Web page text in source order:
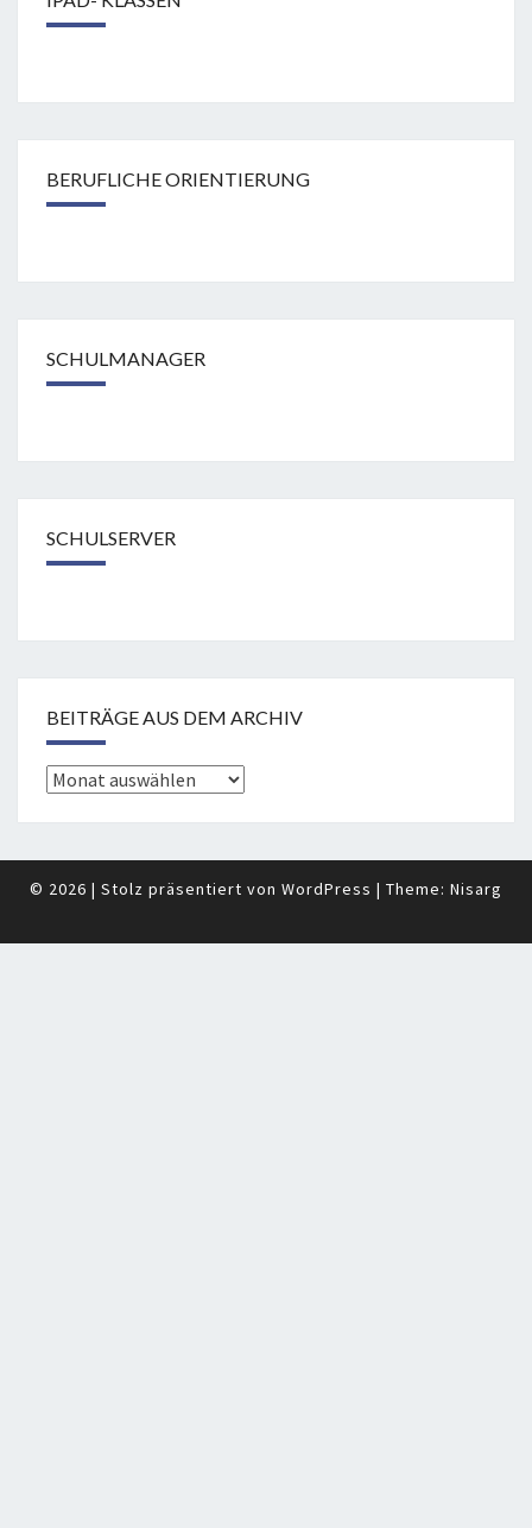
BERUFLICHE ORIENTIERUNG
SCHULMANAGER
SCHULSERVER
BEITRÄGE AUS DEM ARCHIV
Beiträge
dem
Archiv
© 2026 | Stolz präsentiert von WordPress | Theme: Nisarg